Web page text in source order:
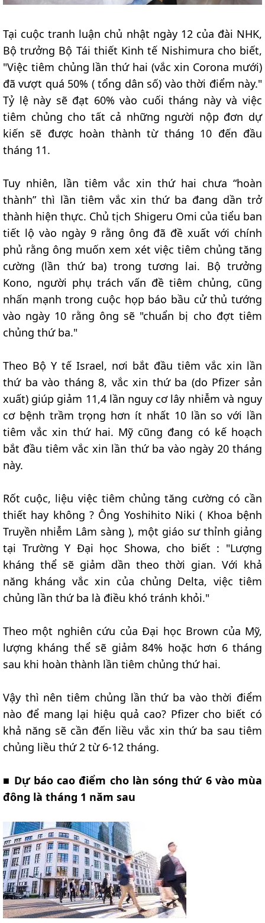
Tại cuộc tranh luận chủ nhật ngày 12 của đài NHK,
Bộ trưởng Bộ Tái thiết Kinh tế Nishimura cho biết,
"Việc tiêm chủng lần thứ hai (vắc xin Corona mưới)
đã vượt quá 50% ( tổng dân số) vào thời điểm này."
Tỷ lệ này sẽ đạt 60% vào cuối tháng này và việc
tiêm chủng cho tất cả những người nộp đơn dự
kiến sẽ được hoàn thành từ tháng 10 đến đầu
tháng 11.
Tuy nhiên, lần tiêm vắc xin thứ hai chưa “hoàn
thành” thì lần tiêm vắc xin thứ ba đang dần trở
thành hiện thực. Chủ tịch Shigeru Omi của tiểu ban
tiết lộ vào ngày 9 rằng ông đã đề xuất với chính
phủ rằng ông muốn xem xét việc tiêm chủng tăng
cường (lần thứ ba) trong tương lai. Bộ trưởng
Kono, người phụ trách vấn đề tiêm chủng, cũng
nhấn mạnh trong cuộc họp báo bầu cử thủ tướng
vào ngày 10 rằng ông sẽ "chuẩn bị cho đợt tiêm
chủng thứ ba."
Theo Bộ Y tế Israel, nơi bắt đầu tiêm vắc xin lần
thứ ba vào tháng 8, vắc xin thứ ba (do Pfizer sản
xuất) giúp giảm 11,4 lần nguy cơ lây nhiễm và nguy
cơ bệnh trầm trọng hơn ít nhất 10 lần so với lần
tiêm vắc xin thứ hai. Mỹ cũng đang có kế hoạch
bắt đầu tiêm vắc xin lần thứ ba vào ngày 20 tháng
này.
Rốt cuộc, liệu việc tiêm chủng tăng cường có cần
thiết hay không ? Ông Yoshihito Niki ( Khoa bệnh
Truyền nhiễm Lâm sàng ), một giáo sư thỉnh giảng
tại Trường Y Đại học Showa, cho biết : "Lượng
kháng thể sẽ giảm dần theo thời gian. Với khả
năng kháng vắc xin của chủng Delta, việc tiêm
chủng lần thứ ba là điều khó tránh khỏi."
Theo một nghiên cứu của Đại học Brown của Mỹ,
lượng kháng thể sẽ giảm 84% hoặc hơn 6 tháng
sau khi hoàn thành lần tiêm chủng thứ hai.
Vậy thì nên tiêm chủng lần thứ ba vào thời điểm
nào để mang lại hiệu quả cao? Pfizer cho biết có
khả năng sẽ cần đến liều vắc xin thứ ba sau tiêm
chủng liều thứ 2 từ 6-12 tháng.
■ Dự báo cao điểm cho làn sóng thứ 6 vào mùa
đông là tháng 1 năm sau